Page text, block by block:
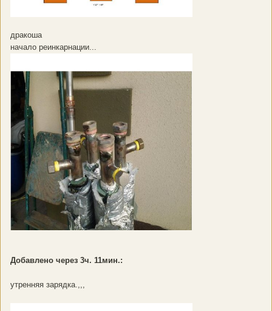
дракоша
начало реинкарнации...
Добавлено через 3ч. 11мин.:
утренняя зарядка.,,,